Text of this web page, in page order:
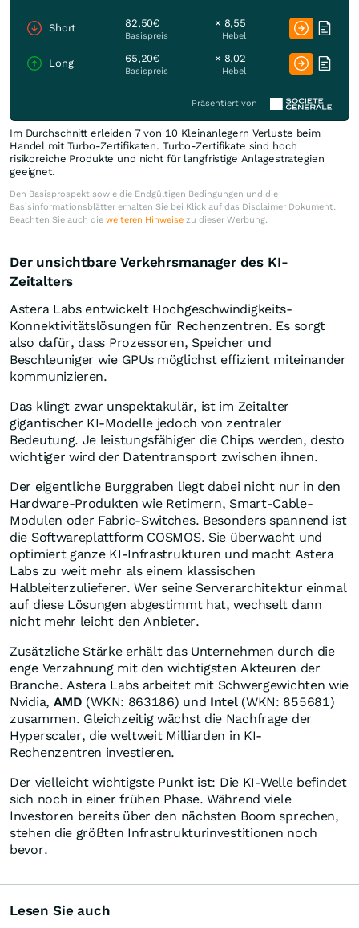
Short 82,50€
Basispreis
× 8,55
Hebel
Long 65,20€
Basispreis
× 8,02
Hebel
Präsentiert von
Im Durchschnitt erleiden 7 von 10 Kleinanlegern Verluste beim
Handel mit Turbo-Zertifikaten. Turbo-Zertifikate sind hoch
risikoreiche Produkte und nicht für langfristige Anlagestrategien
geeignet.
Den Basisprospekt sowie die Endgültigen Bedingungen und die
Basisinformationsblätter erhalten Sie bei Klick auf das Disclaimer Dokument.
Beachten Sie auch die weiteren Hinweise zu dieser Werbung.
Der unsichtbare Verkehrsmanager des KI-
Zeitalters
Astera Labs entwickelt Hochgeschwindigkeits-
Konnektivitätslösungen für Rechenzentren. Es sorgt
also dafür, dass Prozessoren, Speicher und
Beschleuniger wie GPUs möglichst effizient miteinander
kommunizieren.
Das klingt zwar unspektakulär, ist im Zeitalter
gigantischer KI-Modelle jedoch von zentraler
Bedeutung. Je leistungsfähiger die Chips werden, desto
wichtiger wird der Datentransport zwischen ihnen.
Der eigentliche Burggraben liegt dabei nicht nur in den
Hardware-Produkten wie Retimern, Smart-Cable-
Modulen oder Fabric-Switches. Besonders spannend ist
die Softwareplattform COSMOS. Sie überwacht und
optimiert ganze KI-Infrastrukturen und macht Astera
Labs zu weit mehr als einem klassischen
Halbleiterzulieferer. Wer seine Serverarchitektur einmal
auf diese Lösungen abgestimmt hat, wechselt dann
nicht mehr leicht den Anbieter.
Zusätzliche Stärke erhält das Unternehmen durch die
enge Verzahnung mit den wichtigsten Akteuren der
Branche. Astera Labs arbeitet mit Schwergewichten wie
Nvidia, AMD (WKN: 863186) und Intel (WKN: 855681)
zusammen. Gleichzeitig wächst die Nachfrage der
Hyperscaler, die weltweit Milliarden in KI-
Rechenzentren investieren.
Der vielleicht wichtigste Punkt ist: Die KI-Welle befindet
sich noch in einer frühen Phase. Während viele
Investoren bereits über den nächsten Boom sprechen,
stehen die größten Infrastrukturinvestitionen noch
bevor.
Lesen Sie auch